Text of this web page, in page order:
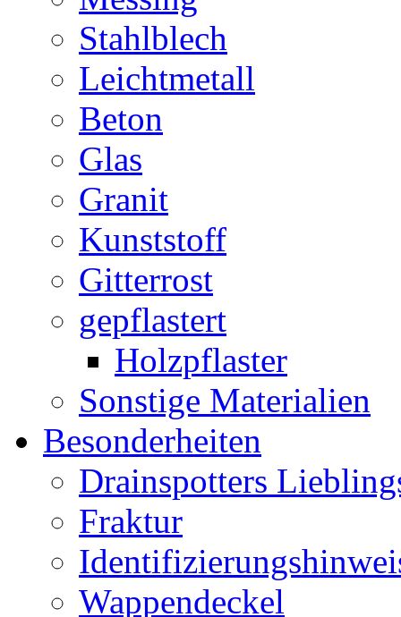
Stahlblech
Leichtmetall
Beton
Glas
Granit
Kunststoff
Gitterrost
gepflastert
Holzpflaster
Sonstige Materialien
Besonderheiten
Drainspotters
Fraktur
Wappendeckel